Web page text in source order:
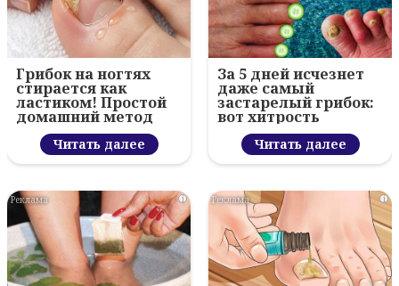
Грибок на ногтях
стирается как
ластиком! Простой
домашний метод
Читать далее
За 5 дней исчезнет
даже самый
застарелый грибок:
вот хитрость
Читать далее
i i